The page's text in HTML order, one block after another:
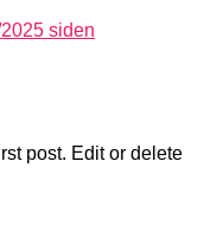
siden
post. Edit or delete